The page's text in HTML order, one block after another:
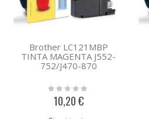
Brother LC121MBP
TINTA MAGENTA J552-
752/J470-870
Rating:
10,20 €